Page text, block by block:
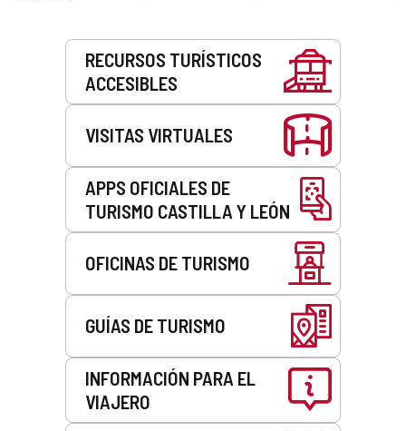
RECURSOS TURÍSTICOS
ACCESIBLES
VISITAS VIRTUALES
APPS OFICIALES DE
TURISMO CASTILLA Y LEÓN
OFICINAS DE TURISMO
GUÍAS DE TURISMO
INFORMACIÓN PARA EL
VIAJERO